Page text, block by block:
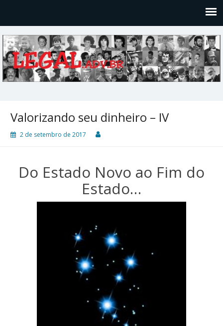
Valorizando seu dinheiro – IV
2 de setembro de 2017
Do Estado Novo ao Fim do
Estado…